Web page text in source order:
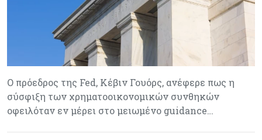
Ο πρόεδρος της Fed, Κέβιν Γουόρς, ανέφερε πως η
σύσφιξη των χρηματοοικονομικών συνθηκών
οφειλόταν εν μέρει στο μειωμένο guidance…